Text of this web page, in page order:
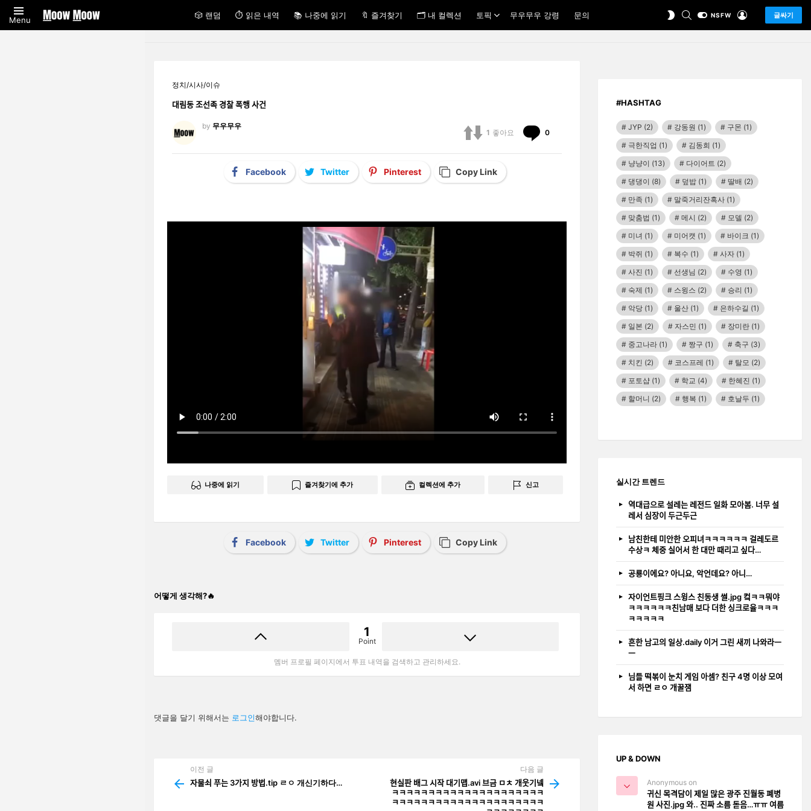
Menu 🎲 랜덤 ⏱ 읽은 내역 📚 나중에 읽기 🔖 즐겨찾기 🗂 내 컬렉션 토픽 무우무우 강령 문의
SWITCHSEARCHNSFW 글싸기
정치/시사/이슈
대림동 조선족 경찰 폭행 사건
by 무우무우
1 좋아요 0
Facebook Twitter Pinterest Copy Link
나중에 읽기 즐겨찾기에 추가 컬렉션에 추가 신고
Facebook Twitter Pinterest Copy Link
어떻게 생각해?🔥
1
Point
멤버 프로필 페이지에서 투표 내역을 검색하고 관리하세요.
답
글
댓글을 달기 위해서는 로그인해야합니다.
more
이전 글
자물쇠 푸는 3가지 방법.tip ㄹㅇ 개신기하다…
다음 글
현실판 배그 시작 대기맵.avi 브금 ㅁㅊ 개웃기넼
ㅋㅋㅋㅋㅋㅋㅋㅋㅋㅋㅋㅋㅋㅋㅋㅋㅋㅋㅋㅋㅋ
ㅋㅋㅋㅋㅋㅋㅋㅋㅋㅋㅋㅋㅋㅋㅋㅋㅋㅋㅋㅋㅋ
#HASHTAG
JYP (2) 강동원 (1) 구몬 (1)
극한직업 (1) 김동희 (1)
냥냥이 (13) 다이어트 (2)
댕댕이 (8) 덮밥 (1) 딸배 (2)
만족 (1) 말죽거리잔혹사 (1)
맞춤법 (1) 메시 (2) 모델 (2)
미녀 (1) 미어캣 (1) 바이크 (1)
박쥐 (1) 복수 (1) 사자 (1)
사진 (1) 선생님 (2) 수영 (1)
숙제 (1) 스윙스 (2) 승리 (1)
악당 (1) 울산 (1) 은하수길 (1)
일본 (2) 자스민 (1) 장미란 (1)
중고나라 (1) 짱구 (1) 축구 (3)
치킨 (2) 코스프레 (1) 탈모 (2)
포토샵 (1) 학교 (4) 한혜진 (1)
할머니 (2) 행복 (1) 호날두 (1)
실시간 트렌드
역대급으로 설레는 레전드 일화 모아봄. 너무 설
레서 심장이 두근두근
남친한테 미안한 오피녀ㅋㅋㅋㅋㅋㅋ 걸레도르
수상ㅋ 체중 실어서 한 대만 때리고 싶다…
공룡이에요? 아니요, 악언데요? 아니…
자이언트핑크 스윙스 친동생 썰.jpg 컼ㅋㅋ뭐야
ㅋㅋㅋㅋㅋㅋ친남매 보다 더한 싱크로율ㅋㅋㅋ
ㅋㅋㅋㅋㅋ
흔한 남고의 일상.daily 이거 그린 새끼 나와라ㅡ
ㅡ
님들 떡볶이 눈치 게임 아셈? 친구 4명 이상 모여
서 하면 ㄹㅇ 개꿀잼
UP & DOWN
Anonymous on
귀신 목격담이 제일 많은 광주 진월동 폐병
원 사진.jpg 와.. 진짜 소름 돋음…ㅠㅠ 여름